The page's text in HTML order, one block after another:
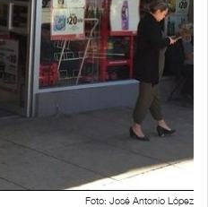
Foto: José Antonio López